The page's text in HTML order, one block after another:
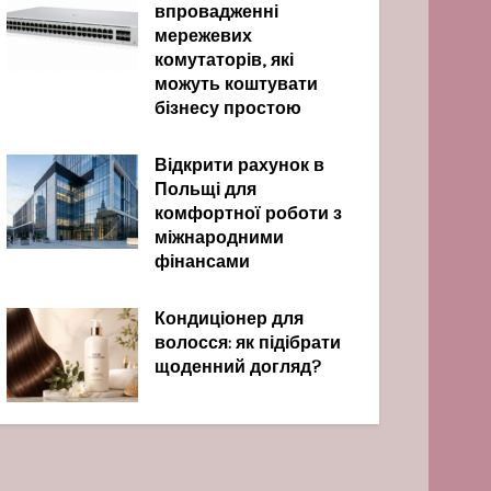
впровадженні
мережевих
комутаторів, які
можуть коштувати
бізнесу простою
Відкрити рахунок в
Польщі для
комфортної роботи з
міжнародними
фінансами
Кондиціонер для
волосся: як підібрати
щоденний догляд?